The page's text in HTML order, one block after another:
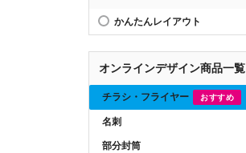
かんたんレイアウト
オンラインデザイン商品一覧
チラシ・フライヤー おすすめ
名刺
部分封筒